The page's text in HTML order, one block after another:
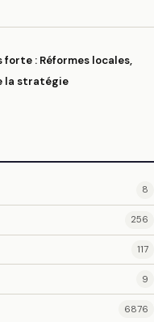
: Réformes locales,
la stratégie
8
256
117
9
6876